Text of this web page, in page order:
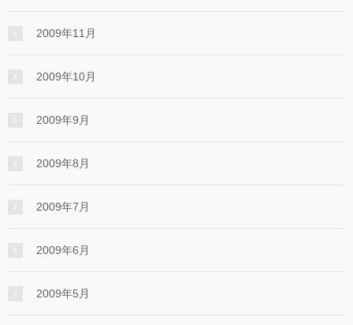
2009年11月
2009年10月
2009年9月
2009年8月
2009年7月
2009年6月
2009年5月